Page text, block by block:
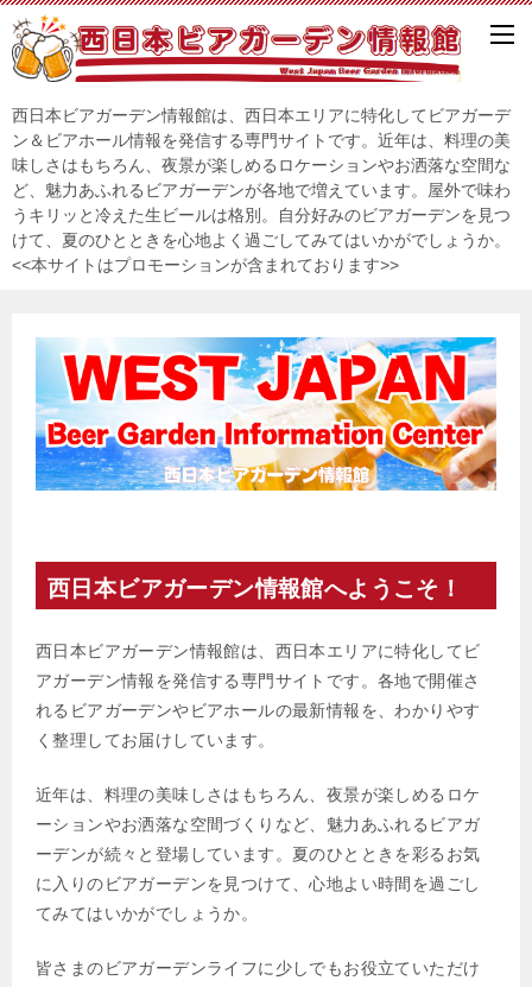
西日本ビアガーデン情報館は、西日本エリアに特化してビアガーデ
ン＆ビアホール情報を発信する専門サイトです。近年は、料理の美
味しさはもちろん、夜景が楽しめるロケーションやお洒落な空間な
ど、魅力あふれるビアガーデンが各地で増えています。屋外で味わ
うキリッと冷えた生ビールは格別。自分好みのビアガーデンを見つ
けて、夏のひとときを心地よく過ごしてみてはいかがでしょうか。
<<本サイトはプロモーションが含まれております>>
西日本ビアガーデン情報館へようこそ！
西日本ビアガーデン情報館は、西日本エリアに特化してビ
アガーデン情報を発信する専門サイトです。各地で開催さ
れるビアガーデンやビアホールの最新情報を、わかりやす
く整理してお届けしています。
近年は、料理の美味しさはもちろん、夜景が楽しめるロケ
ーションやお洒落な空間づくりなど、魅力あふれるビアガ
ーデンが続々と登場しています。夏のひとときを彩るお気
に入りのビアガーデンを見つけて、心地よい時間を過ごし
てみてはいかがでしょうか。
皆さまのビアガーデンライフに少しでもお役立ていただけ